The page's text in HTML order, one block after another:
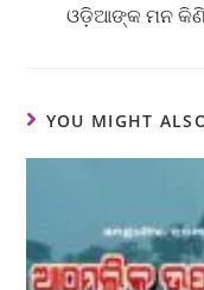
ଓଡ଼ିଆଙ୍କ ମନ
YOU MIGHT